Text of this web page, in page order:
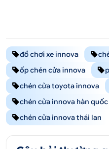
đồ chơi xe innova
ốp chén cửa innova
chén cửa toyota innova
chén cửa innova hàn quốc
chén cửa innova thái lan